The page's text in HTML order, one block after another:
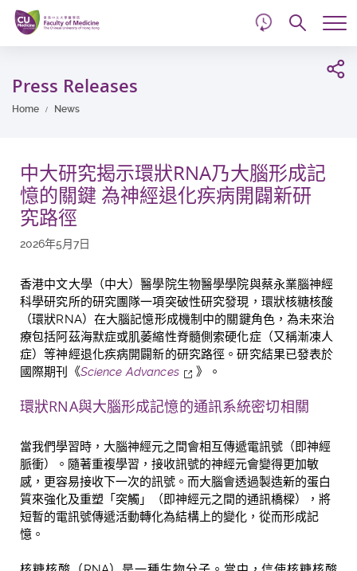
Skip
main
content
Press Releases
Home News
中大研究揭示環狀RNA乃大腦形成記
憶的關鍵 為神經退化疾病開闢新研
究路徑
2026年5月7日
香港中文大學（中大）醫學院生物醫學學院與蔡永業腦神經
科學研究所的研究團隊一項突破性研究發現，環狀核糖核酸
（環狀RNA）在大腦記憶形成機制中的關鍵角色，為未來治
療包括阿茲海默症或肌萎縮性脊髓側索硬化症（又稱漸凍人
症）等神經退化疾病開闢新的研究路徑。研究結果已發表於
國際期刊
《Science Advances 》。
環狀RNA與大腦形成記憶的通訊系統密切相關
當我們學習時，大腦神經元之間會相互傳遞電訊號（即神經
脈衝）。隨著重複學習，接收訊號的神經元會變得更加敏
感，更容易接收下一次的訊號。而大腦會透過製造新的蛋白
質來強化及重塑「突觸」（即神經元之間的通訊橋樑），將
短暫的電訊號傳遞活動轉化為結構上的變化，從而形成記
憶。